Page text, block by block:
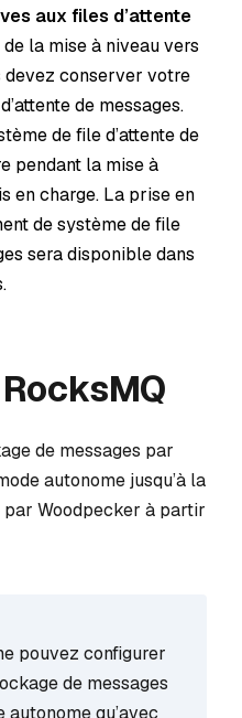
aux files d’attente
la mise à niveau vers
devez conserver votre
de messages.
de file d’attente de
pendant la mise à
en charge. La prise en
de système de file
sera disponible dans
de messages par
autonome jusqu’à la
Woodpecker à partir
pouvez configurer
de messages